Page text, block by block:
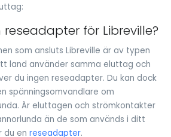
reseadapter för Libreville?
som ansluts Libreville är av typen
land använder samma eluttag och
du ingen reseadapter. Du kan dock
spänningsomvandlare om
Är eluttagen och strömkontakter
än de som används i ditt
du en reseadapter.